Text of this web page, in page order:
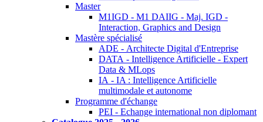
Master
M1IGD - M1 DAIIG - Maj. IGD -
Interaction, Graphics and Design
Mastère spécialisé
ADE - Architecte Digital d'Entreprise
DATA - Intelligence Artificielle - Expert
Data & MLops
IA - IA : Intelligence Artificielle
multimodale et autonome
Programme d'échange
PEI - Echange international non diplomant